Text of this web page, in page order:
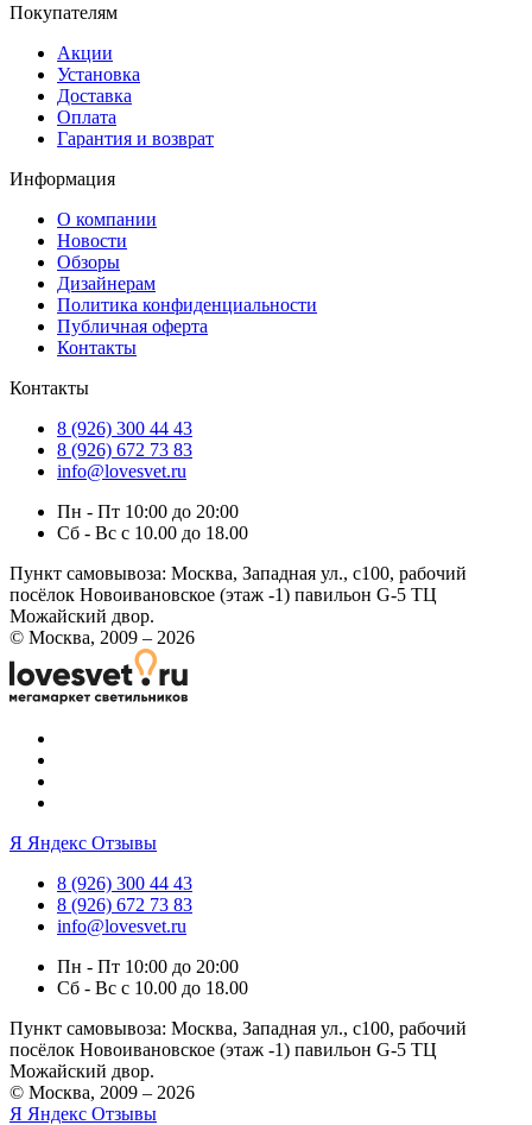
Покупателям
Акции
Установка
Доставка
Оплата
Гарантия и возврат
Информация
О компании
Новости
Обзоры
Дизайнерам
Политика конфиденциальности
Публичная оферта
Контакты
Контакты
8 (926) 300 44 43
8 (926) 672 73 83
info@lovesvet.ru
Пн - Пт 10:00 до 20:00
Сб - Вс с 10.00 до 18.00
Пункт самовывоза: Москва, Западная ул., с100, рабочий
посёлок Новоивановское (этаж -1) павильон G-5 ТЦ
Можайский двор.
© Москва, 2009 – 2026
Я Яндекс Отзывы
8 (926) 300 44 43
8 (926) 672 73 83
info@lovesvet.ru
Пн - Пт 10:00 до 20:00
Сб - Вс с 10.00 до 18.00
Пункт самовывоза: Москва, Западная ул., с100, рабочий
посёлок Новоивановское (этаж -1) павильон G-5 ТЦ
Можайский двор.
© Москва, 2009 – 2026
Я Яндекс Отзывы